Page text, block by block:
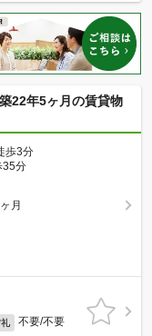
22年5ヶ月の賃貸物
歩3分
35分
月
不要/不要